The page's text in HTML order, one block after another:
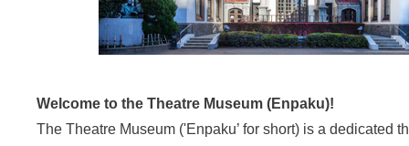
Welcome to the Theatre Museum (Enpaku)!
The Theatre Museum ('Enpaku’ for short) is a dedicated